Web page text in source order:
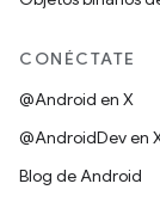
CONÉCTATE
@Android en X
@AndroidDev en
Blog de Android